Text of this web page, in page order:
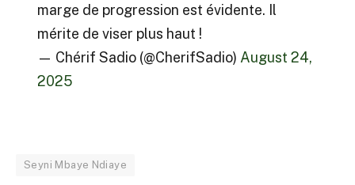
marge de progression est évidente. Il
mérite de viser plus haut !
— Chérif Sadio (@CherifSadio) August 24,
2025
Seyni Mbaye Ndiaye